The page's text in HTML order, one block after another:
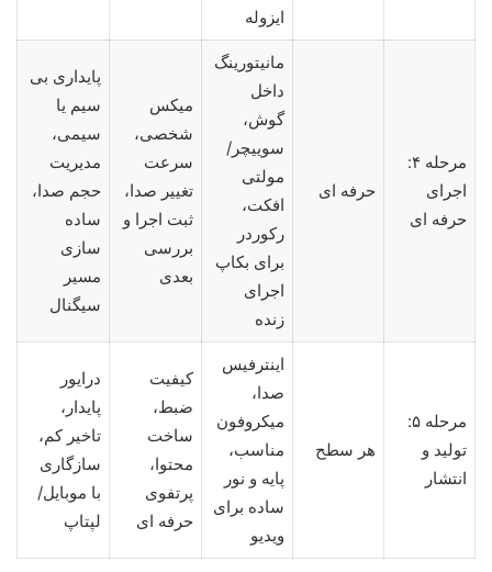
ایزوله
مرحله ۴:
اجرای
حرفه ای
حرفه ای
مانیتورینگ
داخل
گوش،
سوییچر/
مولتی
افکت،
رکوردر
برای بکاپ
اجرای
زنده
میکس
شخصی،
سرعت
تغییر صدا،
ثبت اجرا و
بررسی
بعدی
پایداری بی
سیم یا
سیمی،
مدیریت
حجم صدا،
ساده
سازی
مسیر
سیگنال
مرحله ۵:
تولید و
انتشار
هر سطح
اینترفیس
صدا،
میکروفون
مناسب،
پایه و نور
ساده برای
ویدیو
کیفیت
ضبط،
ساخت
محتوا،
پرتفوی
حرفه ای
درایور
پایدار،
تاخیر کم،
سازگاری
با موبایل/
لپتاپ